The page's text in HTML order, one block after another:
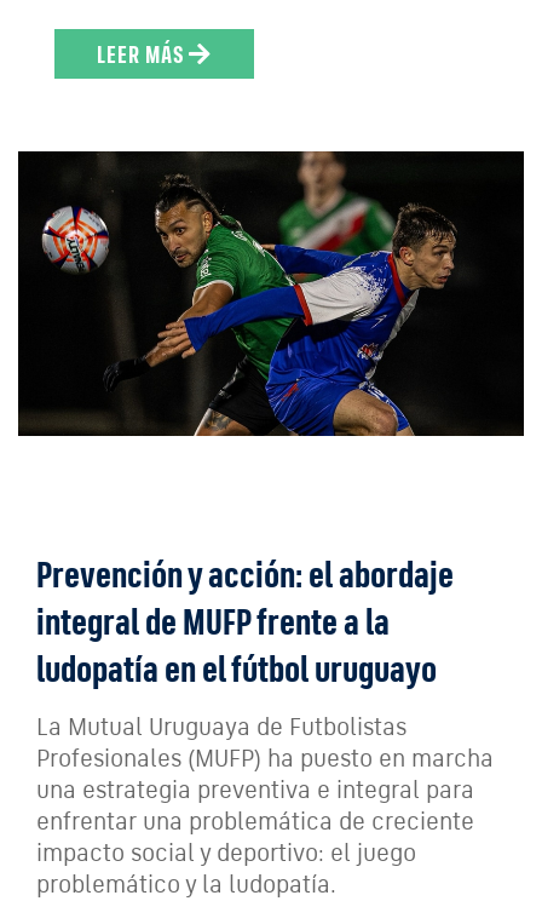
LEER MÁS
Prevención y acción: el abordaje
integral de MUFP frente a la
ludopatía en el fútbol uruguayo
La Mutual Uruguaya de Futbolistas
Profesionales (MUFP) ha puesto en marcha
una estrategia preventiva e integral para
enfrentar una problemática de creciente
impacto social y deportivo: el juego
problemático y la ludopatía.